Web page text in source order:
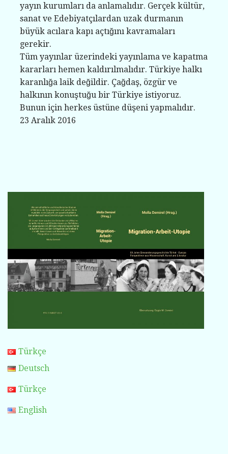
yayın kurumları da anlamalıdır. Gerçek kültür,
sanat ve Edebiyatçılardan uzak durmanın
büyük acılara kapı açtığını kavramaları
gerekir.
Tüm yayınlar üzerindeki yayınlama ve kapatma
kararları hemen kaldırılmalıdır. Türkiye halkı
karanlığa laik değildir. Çağdaş, özgür ve
halkının konuştuğu bir Türkiye istiyoruz.
Bunun için herkes üstüne düşeni yapmalıdır.
23 Aralık 2016
Türkçe
Deutsch
Türkçe
English